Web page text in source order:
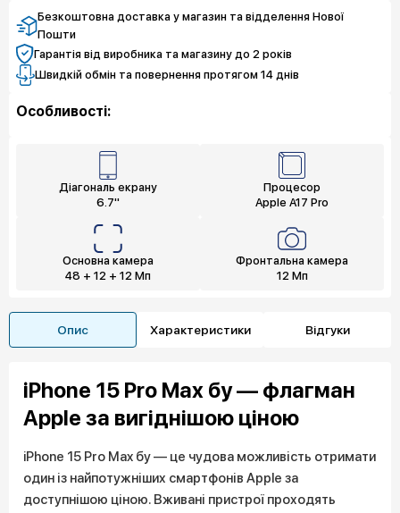
Чистий спокій
10 552 грн
Безкоштовна доставка у магазин та відделення Нової
Пошти
Гарантія від виробника та магазину до 2 років
Швидкій обмін та повернення протягом 14 днів
Особливості:
Діагональ екрану
6.7"
Процесор
Apple A17 Pro
Основна камера
48 + 12 + 12 Мп
Фронтальна камера
12 Мп
Опис Характеристики Відгуки
iPhone 15 Pro Max бу — флагман
Apple за вигіднішою ціною
iPhone 15 Pro Max бу — це чудова можливість отримати
один із найпотужніших смартфонів Apple за
доступнішою ціною. Вживані пристрої проходять